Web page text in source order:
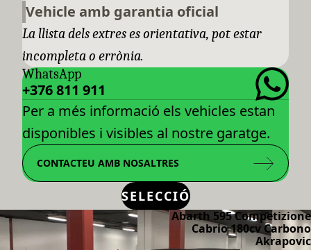
Vehicle amb garantia oficial
La llista dels extres es orientativa, pot estar
incompleta o errònia.
WhatsApp
+376 811 911
Per a més informació els vehicles estan
disponibles i visibles al nostre garatge.
CONTACTEU AMB NOSALTRES
SELECCIÓ
Abarth 595 Competizione
Cabrio 180cv Carbono
Akrapovic